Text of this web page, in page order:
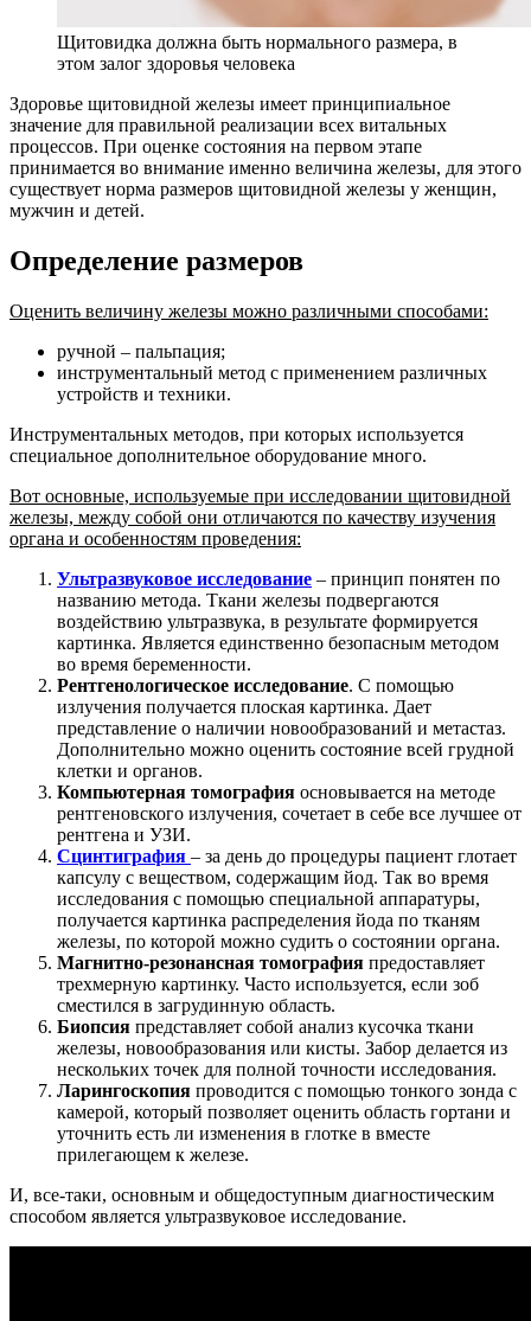
Щитовидка должна быть нормального размера, в
этом залог здоровья человека
Здоровье щитовидной железы имеет принципиальное
значение для правильной реализации всех витальных
процессов. При оценке состояния на первом этапе
принимается во внимание именно величина железы, для этого
существует норма размеров щитовидной железы у женщин,
мужчин и детей.
Определение размеров
Оценить величину железы можно различными способами:
ручной – пальпация;
инструментальный метод с применением различных
устройств и техники.
Инструментальных методов, при которых используется
специальное дополнительное оборудование много.
Вот основные, используемые при исследовании щитовидной
железы, между собой они отличаются по качеству изучения
органа и особенностям проведения:
Ультразвуковое исследование – принцип понятен по
названию метода. Ткани железы подвергаются
воздействию ультразвука, в результате формируется
картинка. Является единственно безопасным методом
во время беременности.
Рентгенологическое исследование. С помощью
излучения получается плоская картинка. Дает
представление о наличии новообразований и метастаз.
Дополнительно можно оценить состояние всей грудной
клетки и органов.
Компьютерная томография основывается на методе
рентгеновского излучения, сочетает в себе все лучшее от
рентгена и УЗИ.
Сцинтиграфия – за день до процедуры пациент глотает
капсулу с веществом, содержащим йод. Так во время
исследования с помощью специальной аппаратуры,
получается картинка распределения йода по тканям
железы, по которой можно судить о состоянии органа.
Магнитно-резонансная томография предоставляет
трехмерную картинку. Часто используется, если зоб
сместился в загрудинную область.
Биопсия представляет собой анализ кусочка ткани
железы, новообразования или кисты. Забор делается из
нескольких точек для полной точности исследования.
Ларингоскопия проводится с помощью тонкого зонда с
камерой, который позволяет оценить область гортани и
уточнить есть ли изменения в глотке в вместе
прилегающем к железе.
И, все-таки, основным и общедоступным диагностическим
способом является ультразвуковое исследование.